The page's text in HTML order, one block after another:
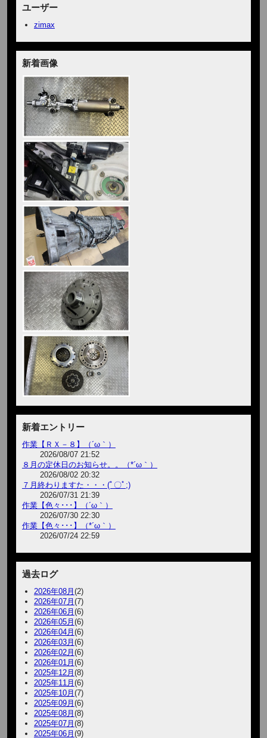
ユーザー
zimax
新着画像
新着エントリー
作業【ＲＸ－８】（´ω｀）
2026/08/07 21:52
８月の定休日のお知らせ。。（*´ω｀）
2026/08/02 20:32
７月終わりますた・・・(ﾟ〇ﾟ;)
2026/07/31 21:39
作業【色々･･･】（´ω｀）
2026/07/30 22:30
作業【色々･･･】（*´ω｀）
2026/07/24 22:59
過去ログ
2026年08月(2)
2026年07月(7)
2026年06月(6)
2026年05月(6)
2026年04月(6)
2026年03月(6)
2026年02月(6)
2026年01月(6)
2025年12月(8)
2025年11月(6)
2025年10月(7)
2025年09月(6)
2025年08月(8)
2025年07月(8)
2025年06月(9)